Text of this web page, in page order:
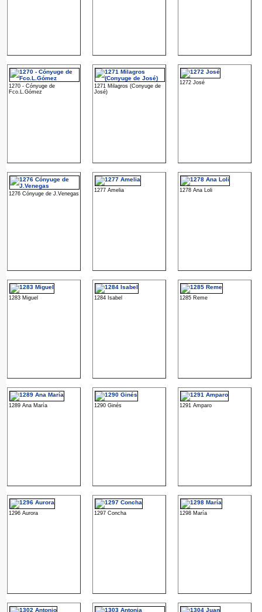
1270 - Cónyuge de
Fco.L.Gómez
1271 Milagros (Conyuge de
José)
1272 José
1276 Cónyuge de J.Venegas
1277 Amelia 1278 Ana Loli
1283 Miguel 1284 Isabel 1285 Reme
1289 Ana María 1290 Ginés 1291 Amparo
1296 Aurora 1297 Concha 1298 María